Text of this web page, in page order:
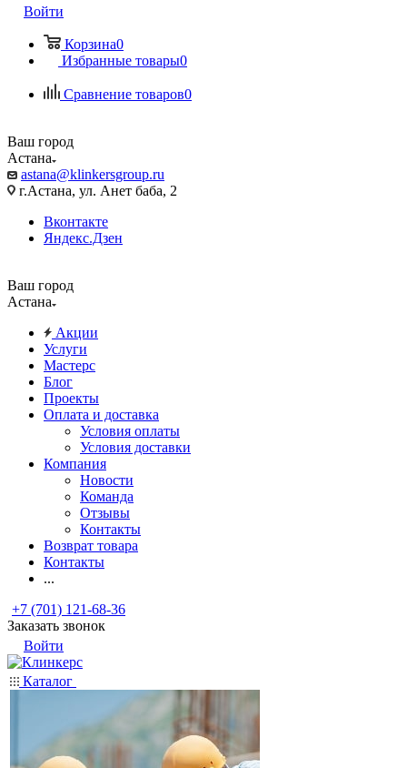
Войти
Корзина0
Избранные товары0
Сравнение товаров0
Ваш город
Астана
astana@klinkersgroup.ru
г.Астана, ул. Анет баба, 2
Вконтакте
Яндекс.Дзен
Ваш город
Астана
Акции
Услуги
Мастерс
Блог
Проекты
Оплата и доставка
Условия оплаты
Условия доставки
Компания
Новости
Команда
Отзывы
Контакты
Возврат товара
Контакты
...
+7 (701) 121-68-36
Заказать звонок
Войти
Каталог